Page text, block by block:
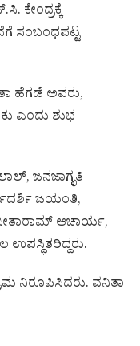
ಕೇಂದ್ರಕ್ಕೆ
ಸಂಬಂಧಪಟ್ಟ
ಹೆಗಡೆ ಅವರು,
ಎಂದು ಶುಭ
ಜನಜಾಗೃತಿ
ಜಯಂತಿ,
ಆಚಾರ್ಯ,
ನಿರೂಪಿಸಿದರು. ವನಿತಾ